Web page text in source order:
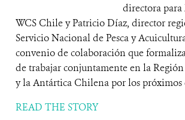
directora para
WCS Chile y Patricio Díaz, director
Servicio Nacional de Pesca y
convenio de colaboración que
de trabajar conjuntamente en la
y la Antártica Chilena por los próximos
READ THE STORY